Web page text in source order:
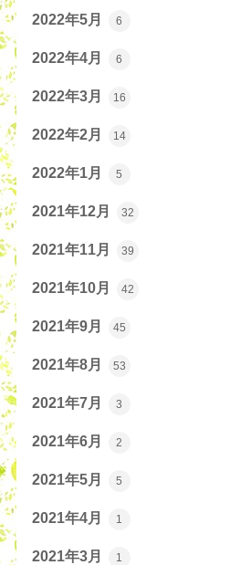
2022年5月 6
2022年4月 6
2022年3月 16
2022年2月 14
2022年1月 5
2021年12月 32
2021年11月 39
2021年10月 42
2021年9月 45
2021年8月 53
2021年7月 3
2021年6月 2
2021年5月 5
2021年4月 1
2021年3月 1